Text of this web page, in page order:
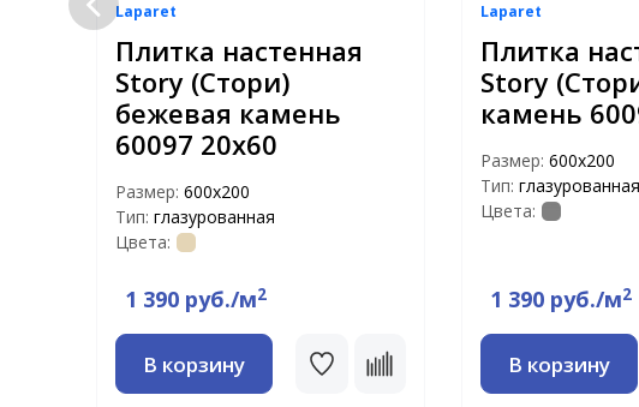
Laparet
Плитка настенная
Story (Стори)
бежевая камень
60097 20х60
Размер: 600х200
Тип: глазурованная
Цвета:
1 390 руб./м2
В корзину
Laparet
Плитка
Story
камень
Размер: 600х200
Тип: глазурованная
Цвета:
1 390 руб./м2
В корзину